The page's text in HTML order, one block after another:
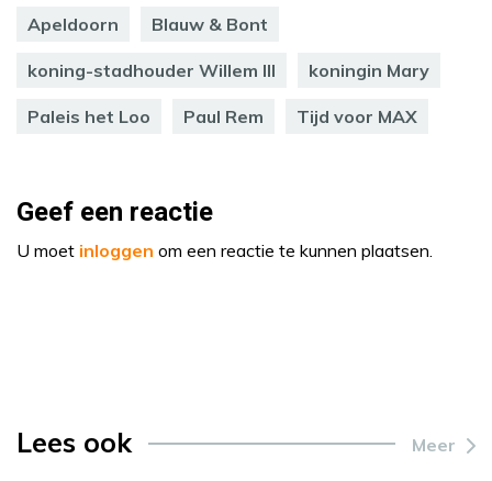
Apeldoorn Blauw & Bont
koning-stadhouder Willem III koningin Mary
Paleis het Loo Paul Rem Tijd voor MAX
Geef een reactie
U moet inloggen om een reactie te kunnen plaatsen.
Lees ook Meer